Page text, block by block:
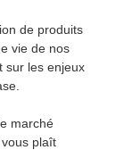
de produits
vie de nos
sur les enjeux
marché
plaît